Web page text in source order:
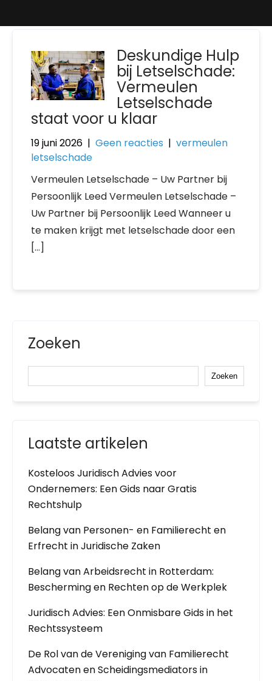
Deskundige Hulp
bij Letselschade:
Vermeulen
Letselschade
staat voor u klaar
19 juni 2026 | Geen reacties | vermeulen
letselschade
Vermeulen Letselschade – Uw Partner bij
Persoonlijk Leed Vermeulen Letselschade –
Uw Partner bij Persoonlijk Leed Wanneer u
te maken krijgt met letselschade door een
[…]
Zoeken
Zoeken
Laatste artikelen
Kosteloos Juridisch Advies voor
Ondernemers: Een Gids naar Gratis
Rechtshulp
Belang van Personen- en Familierecht en
Erfrecht in Juridische Zaken
Belang van Arbeidsrecht in Rotterdam:
Bescherming en Rechten op de Werkplek
Juridisch Advies: Een Onmisbare Gids in het
Rechtssysteem
De Rol van de Vereniging van Familierecht
Advocaten en Scheidingsmediators in